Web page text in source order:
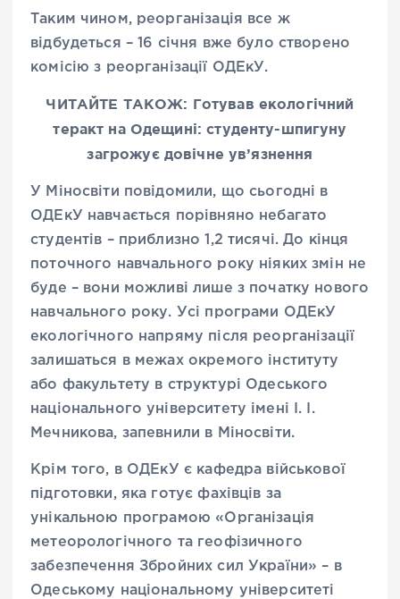
Таким чином, реорганізація все ж
відбудеться – 16 січня вже було створено
комісію з реорганізації ОДЕкУ.
ЧИТАЙТЕ ТАКОЖ: Готував екологічний
теракт на Одещині: студенту-шпигуну
загрожує довічне ув’язнення
У Міносвіти повідомили, що сьогодні в
ОДЕкУ навчається порівняно небагато
студентів – приблизно 1,2 тисячі. До кінця
поточного навчального року ніяких змін не
буде – вони можливі лише з початку нового
навчального року. Усі програми ОДЕкУ
екологічного напряму після реорганізації
залишаться в межах окремого інституту
або факультету в структурі Одеського
національного університету імені І. І.
Мечникова, запевнили в Міносвіти.
Крім того, в ОДЕкУ є кафедра військової
підготовки, яка готує фахівців за
унікальною програмою «Організація
метеорологічного та геофізичного
забезпечення Збройних сил України» – в
Одеському національному університеті